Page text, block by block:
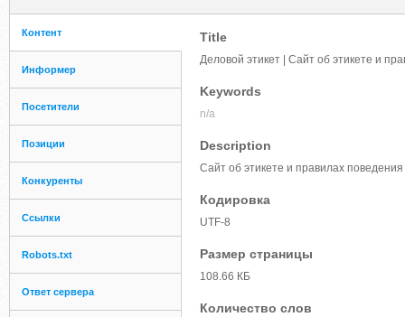
Контент
Информер
Посетители
Позиции
Конкуренты
Ссылки
Robots.txt
Ответ сервера
Title
Деловой этикет | Сайт об этикете и
Keywords
n/a
Description
Сайт об этикете и правилах поведения
Кодировка
UTF-8
Размер страницы
108.66 КБ
Количество слов